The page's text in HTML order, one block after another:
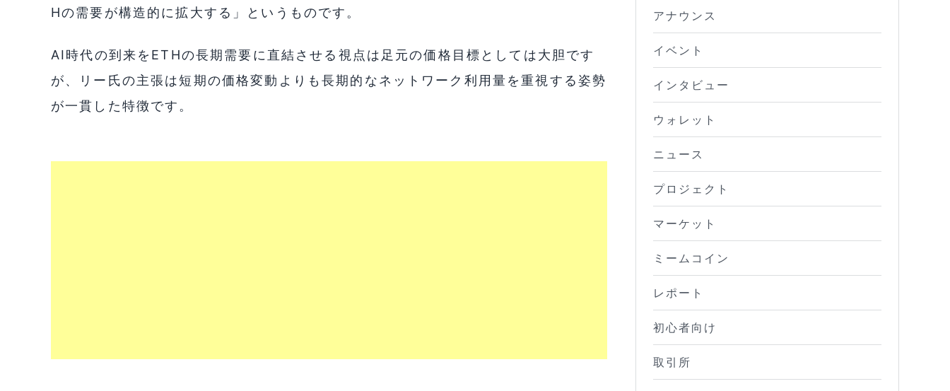
Hの需要が構造的に拡大する」というものです。
AI時代の到来をETHの長期需要に直結させる視点は足元の価格目標としては大胆です
が、リー氏の主張は短期の価格変動よりも長期的なネットワーク利用量を重視する姿勢
が一貫した特徴です。
アナウンス
イベント
インタビュー
ウォレット
ニュース
プロジェクト
マーケット
ミームコイン
レポート
初心者向け
取引所